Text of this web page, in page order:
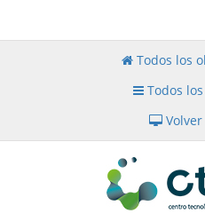
Todos los
Todos
Volver